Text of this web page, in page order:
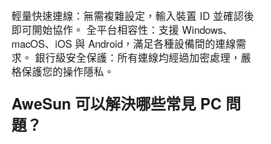
North America
United States Canada
México
Español
輕量快速連線：無需複雜設定，輸入裝置 ID 並確認後
即可開始協作。 全平台相容性：支援 Windows、
macOS、iOS 與 Android，滿足各種設備間的連線需
求。 銀行級安全保護：所有連線均經過加密處理，嚴
格保護您的操作隱私。
AweSun 可以解決哪些常見 PC 問
題？